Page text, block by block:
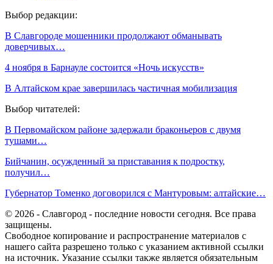
Выбор редакции:
В Славгороде мошенники продолжают обманывать
доверчивых…
4 ноября в Барнауле состоится «Ночь искусств»
В Алтайском крае завершилась частичная мобилизация
Выбор читателей:
В Первомайском районе задержали браконьеров с двумя
тушами…
Бийчанин, осужденный за приставания к подростку,
получил…
Губернатор Томенко договорился с Мантуровым: алтайские…
© 2026 - Славгород - последние новости сегодня. Все права
защищены.
Свободное копирование и распространение материалов с
нашего сайта разрешено только с указанием активной ссылки
на источник. Указание ссылки также является обязательным